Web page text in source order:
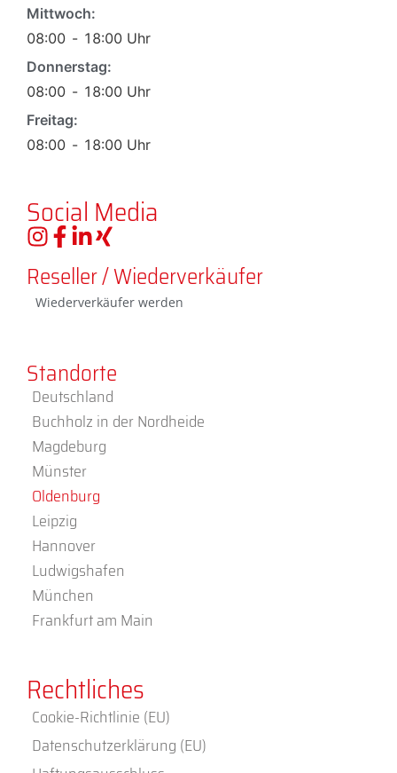
Mittwoch:
08:00 - 18:00 Uhr
Donnerstag:
08:00 - 18:00 Uhr
Freitag:
08:00 - 18:00 Uhr
Social Media
Reseller / Wiederverkäufer
Wiederverkäufer werden
Standorte
Deutschland
Buchholz in der Nordheide
Magdeburg
Münster
Oldenburg
Leipzig
Hannover
Ludwigshafen
München
Frankfurt am Main
Rechtliches
Cookie-Richtlinie (EU)
Datenschutzerklärung (EU)